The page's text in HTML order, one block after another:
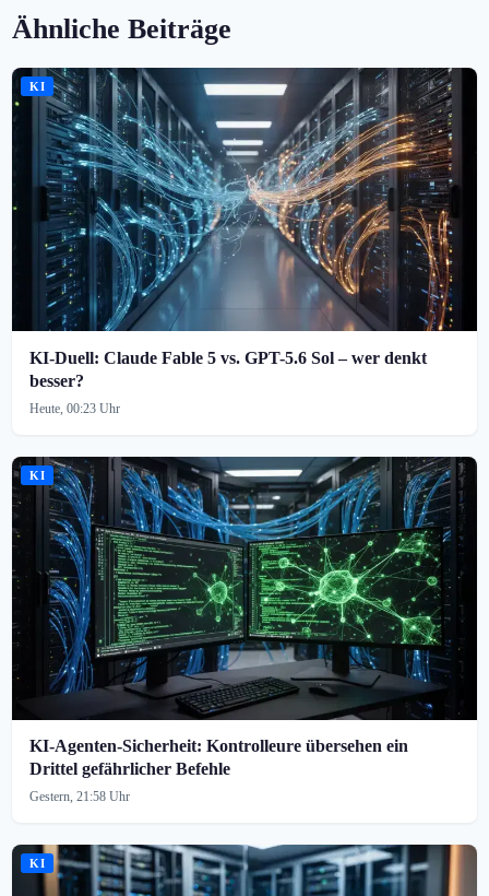
Ähnliche Beiträge
KI
KI-Duell: Claude Fable 5 vs. GPT-5.6 Sol – wer denkt
besser?
Heute, 00:23 Uhr
KI
KI-Agenten-Sicherheit: Kontrolleure übersehen ein
Drittel gefährlicher Befehle
Gestern, 21:58 Uhr
KI